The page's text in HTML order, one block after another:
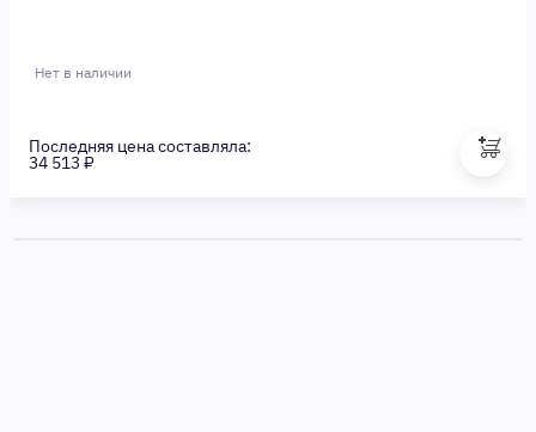
Нет в наличии
Последняя цена составляла:
34 513 ₽